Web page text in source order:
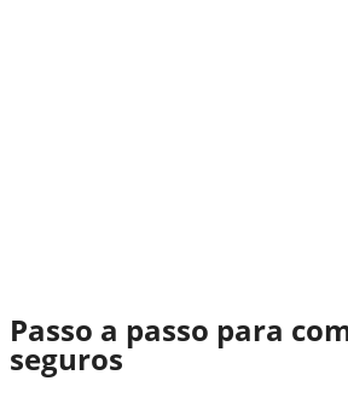
Passo a passo para
seguros